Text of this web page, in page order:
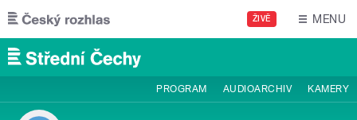
Přejít k hlavnímu obsahu
ŽIVĚ MENU
PROGRAM AUDIOARCHIV KAMERY